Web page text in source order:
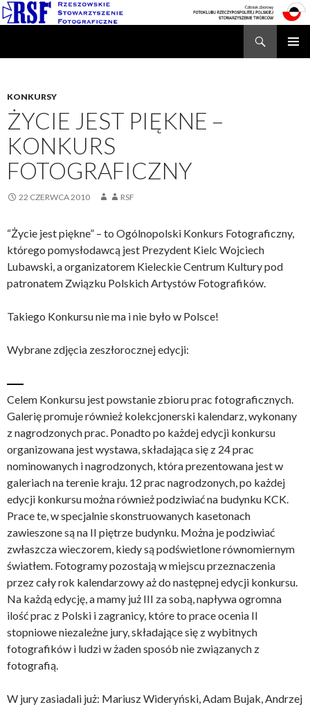
KONKURSY
ŻYCIE JEST PIĘKNE –
KONKURS
FOTOGRAFICZNY
22 CZERWCA 2010 RSF
“Życie jest piękne” – to Ogólnopolski Konkurs Fotograficzny,
którego pomysłodawcą jest Prezydent Kielc Wojciech
Lubawski, a organizatorem Kieleckie Centrum Kultury pod
patronatem Związku Polskich Artystów Fotografików.
Takiego Konkursu nie ma i nie było w Polsce!
Wybrane zdjęcia zeszłorocznej edycji:
Celem Konkursu jest powstanie zbioru prac fotograficznych.
Galerię promuje również kolekcjonerski kalendarz, wykonany
z nagrodzonych prac. Ponadto po każdej edycji konkursu
organizowana jest wystawa, składająca się z 24 prac
nominowanych i nagrodzonych, która prezentowana jest w
galeriach na terenie kraju. 12 prac nagrodzonych, po każdej
edycji konkursu można również podziwiać na budynku KCK.
Prace te, w specjalnie skonstruowanych kasetonach
zawieszone są na II piętrze budynku. Można je podziwiać
zwłaszcza wieczorem, kiedy są podświetlone równomiernym
światłem. Fotogramy pozostają w miejscu przeznaczenia
przez cały rok kalendarzowy aż do następnej edycji konkursu.
Na każdą edycję, a mamy już III za sobą, napływa ogromna
ilość prac z Polski i zagranicy, które to prace ocenia II
stopniowe niezależne jury, składające się z wybitnych
fotografików i ludzi w żaden sposób nie związanych z
fotografią.
W jury zasiadali już: Mariusz Wideryński, Adam Bujak, Andrzej